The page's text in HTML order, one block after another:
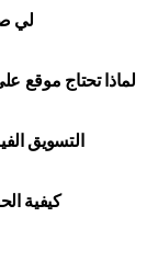
لي
لماذا تحتاج موقع
التسويق
كيفية